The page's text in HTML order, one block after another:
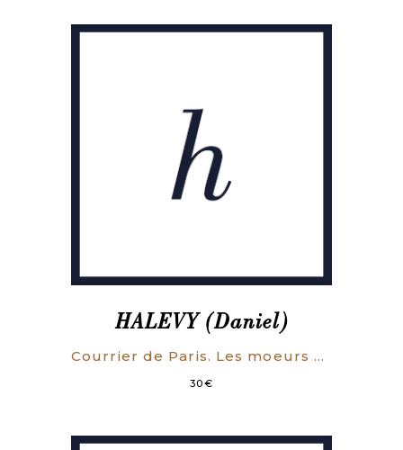
HALEVY (Daniel)
Courrier de Paris. Les moeurs et l’esprit des Nations.
30€